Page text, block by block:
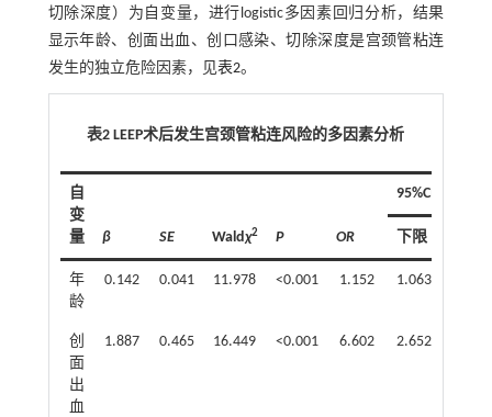
切除深度）为自变量，进行logistic多因素回归分析，结果
显示年龄、创面出血、创口感染、切除深度是宫颈管粘连
发生的独立危险因素，见表2。
表2 LEEP术后发生宫颈管粘连风险的多因素分析
自
变
量
β SE Waldχ2 P OR
95%CI
下限
年
龄
0.142 0.041 11.978 <0.001 1.152 1.063
创
面
出
血
1.887 0.465 16.449 <0.001 6.602 2.652